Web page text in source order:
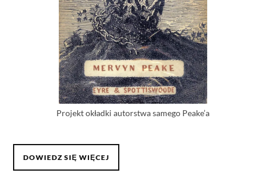
Projekt okładki autorstwa samego Peake’a
DOWIEDZ SIĘ WIĘCEJ